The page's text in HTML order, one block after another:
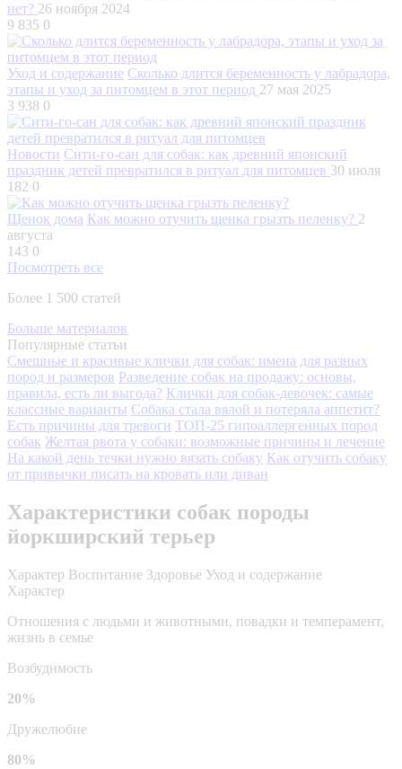
нет? 26 ноября 2024
9 835 0
Уход и содержание Сколько длится беременность у лабрадора,
этапы и уход за питомцем в этот период 27 мая 2025
3 938 0
Новости Сити-го-сан для собак: как древний японский
праздник детей превратился в ритуал для питомцев 30 июля
182 0
Щенок дома Как можно отучить щенка грызть пеленку? 2
августа
143 0
Посмотреть все
Более 1 500 статей
Больше материалов
Популярные статьи
Смешные и красивые клички для собак: имена для разных
пород и размеров Разведение собак на продажу: основы,
правила, есть ли выгода? Клички для собак-девочек: самые
классные варианты Собака стала вялой и потеряла аппетит?
Есть причины для тревоги ТОП-25 гипоаллергенных пород
собак Желтая рвота у собаки: возможные причины и лечение
На какой день течки нужно вязать собаку Как отучить собаку
от привычки писать на кровать или диван
Характеристики собак породы
йоркширский терьер
Характер Воспитание Здоровье Уход и содержание
Характер
Отношения с людьми и животными, повадки и темперамент,
жизнь в семье
Возбудимость
20%
Дружелюбие
80%